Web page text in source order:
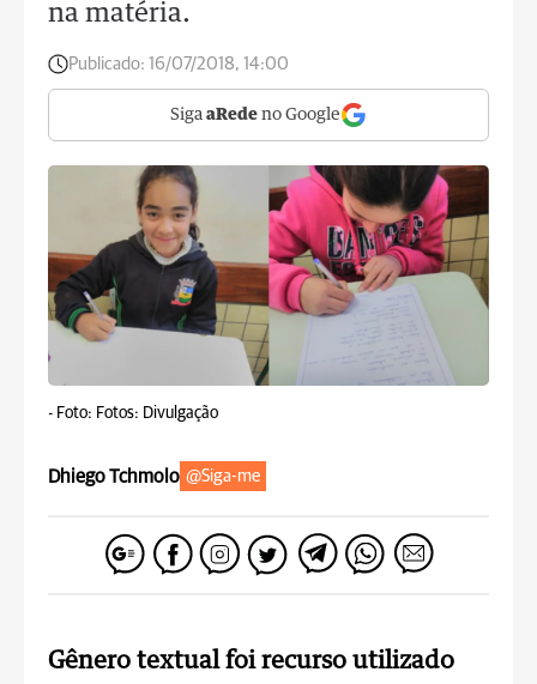
na matéria.
Publicado: 16/07/2018, 14:00
Siga aRede no Google
- Foto: Fotos: Divulgação
Dhiego Tchmolo @Siga-me
Gênero textual foi recurso utilizado